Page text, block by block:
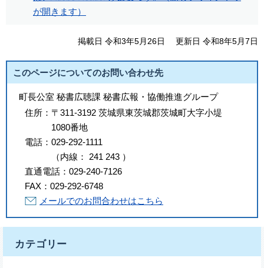
が開きます）
掲載日 令和3年5月26日 更新日 令和8年5月7日
このページについてのお問い合わせ先
町長公室 秘書広聴課 秘書広報・協働推進グループ
住所： 〒311-3192 茨城県東茨城郡茨城町大字小堤
1080番地
電話： 029-292-1111
（内線 ： 241 243 ）
直通電話： 029-240-7126
FAX： 029-292-6748
メールでのお問合わせはこちら
カテゴリー